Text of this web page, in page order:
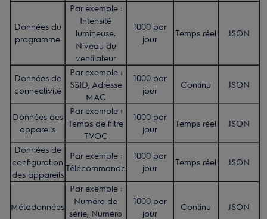
Données du
programme
Par exemple :
Intensité
lumineuse,
Niveau du
ventilateur
1000 par
jour
Temps réel JSON
Données de
connectivité
Par exemple :
SSID, Adresse
MAC
1000 par
jour
Continu JSON
Données des
appareils
Par exemple :
Temps de filtre
TVOC
1000 par
jour
Temps réel JSON
Données de
configuration
des appareils
Par exemple :
Télécommande
1000 par
jour
Temps réel JSON
Métadonnées
Par exemple :
Numéro de
série, Numéro
1000 par
jour
Continu JSON